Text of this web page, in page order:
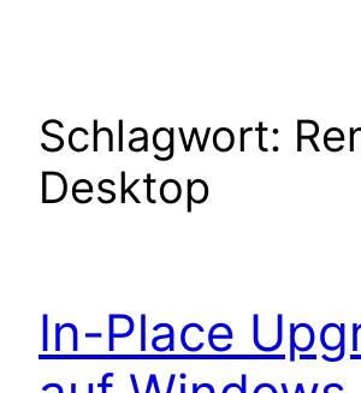
Schlagwort:
Desktop
In-Place